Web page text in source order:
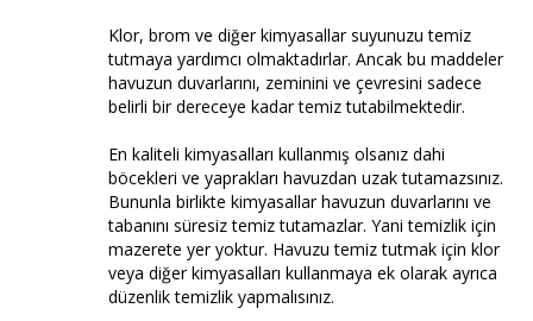
Klor, brom ve diğer kimyasallar suyunuzu temiz
tutmaya yardımcı olmaktadırlar. Ancak bu maddeler
havuzun duvarlarını, zeminini ve çevresini sadece
belirli bir dereceye kadar temiz tutabilmektedir.
En kaliteli kimyasalları kullanmış olsanız dahi
böcekleri ve yaprakları havuzdan uzak tutamazsınız.
Bununla birlikte kimyasallar havuzun duvarlarını ve
tabanını süresiz temiz tutamazlar. Yani temizlik için
mazerete yer yoktur. Havuzu temiz tutmak için klor
veya diğer kimyasalları kullanmaya ek olarak ayrıca
düzenlik temizlik yapmalısınız.